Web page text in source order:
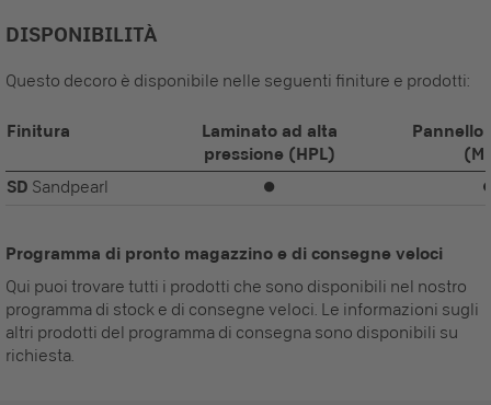
DISPONIBILITÀ
Questo decoro è disponibile nelle seguenti finiture e prodotti:
Finitura
Laminato ad alta
pressione (HPL)
Pannello
SD Sandpearl ⏺
Programma di pronto magazzino e di consegne veloci
Qui puoi trovare tutti i prodotti che sono disponibili nel nostro
programma di stock e di consegne veloci. Le informazioni sugli
altri prodotti del programma di consegna sono disponibili su
richiesta.